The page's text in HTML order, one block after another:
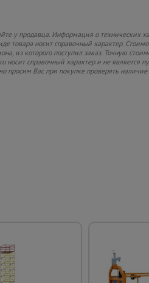
у продавца. Информация о технических
товара носит справочный характер.
из которого поступил заказ. Точную
справочный характер и не является
просим Вас при покупке проверять